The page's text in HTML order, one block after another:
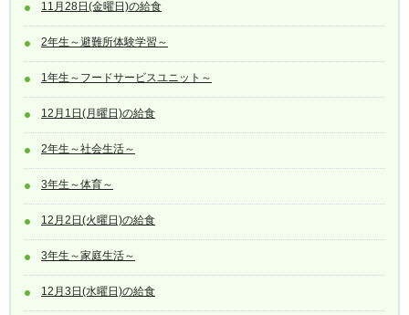
11月28日(金曜日)の給食
2年生～避難所体験学習～
1年生～フードサービスユニット～
12月1日(月曜日)の給食
2年生～社会生活～
3年生～体育～
12月2日(火曜日)の給食
3年生～家庭生活～
12月3日(水曜日)の給食